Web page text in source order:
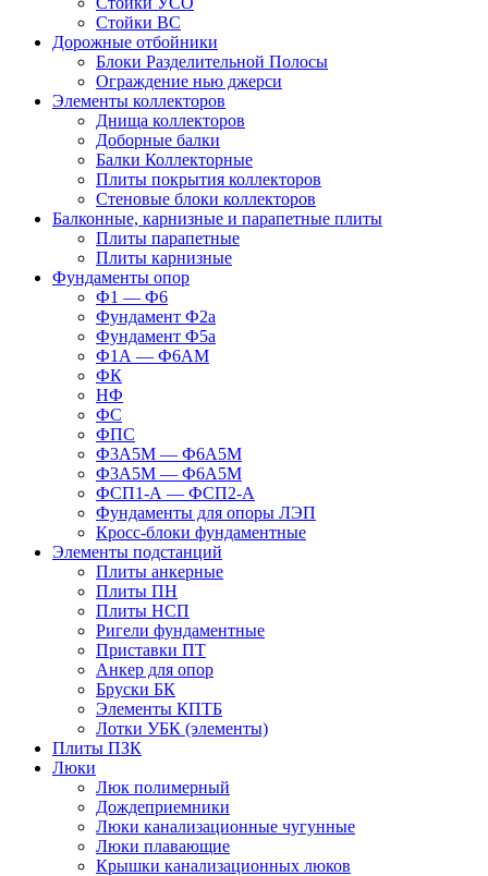
Стойки ВС
Дорожные отбойники
Блоки Разделительной Полосы
Ограждение нью джерси
Элементы коллекторов
Днища коллекторов
Доборные балки
Балки Коллекторные
Плиты покрытия коллекторов
Стеновые блоки коллекторов
Балконные, карнизные и парапетные плиты
Плиты парапетные
Плиты карнизные
Фундаменты опор
Ф1 — Ф6
Фундамент Ф2а
Фундамент Ф5а
Ф1А — Ф6АМ
ФК
НФ
ФС
ФПС
Ф3А5М — Ф6А5М
Ф3А5М — Ф6А5М
ФСП1-А — ФСП2-А
Фундаменты для опоры ЛЭП
Кросс-блоки фундаментные
Элементы подстанций
Плиты анкерные
Плиты ПН
Плиты НСП
Ригели фундаментные
Приставки ПТ
Анкер для опор
Бруски БК
Элементы КПТБ
Лотки УБК (элементы)
Плиты ПЗК
Люки
Люк полимерный
Дождеприемники
Люки канализационные чугунные
Люки плавающие
Крышки канализационных люков